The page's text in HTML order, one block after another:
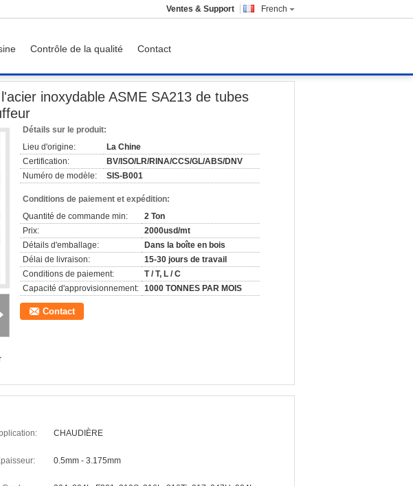
French
Ventes & Support
Contrôle de la qualité
Contact
ASME SA213 de tubes d'échangeur de chaleur de surchauffeur
inoxydable ASME SA213 de tubes
Détails sur le produit:
Lieu d'origine:
La Chine
Certification:
BV/ISO/LR/RINA/CCS/GL/ABS/DNV
Numéro de modèle:
SIS-B001
Conditions de paiement et expédition:
Quantité de commande min:
2 Ton
Prix:
2000usd/mt
Détails d'emballage:
Dans la boîte en bois
Délai de livraison:
15-30 jours de travail
Conditions de paiement:
T / T, L / C
Capacité d'approvisionnement: 1000 TONNES PAR MOIS
Contact
CHAUDIÈRE
0.5mm - 3.175mm